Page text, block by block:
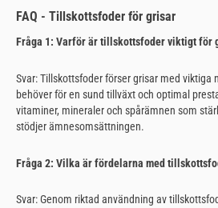
FAQ - Tillskottsfoder för grisar
Fråga 1: Varför är tillskottsfoder viktigt för
Svar: Tillskottsfoder förser grisar med viktiga
behöver för en sund tillväxt och optimal
vitaminer, mineraler och spårämnen som
stödjer ämnesomsättningen.
Fråga 2: Vilka är fördelarna med
Svar: Genom riktad användning av